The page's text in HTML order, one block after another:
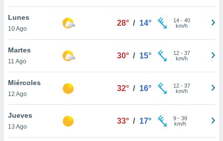
de
Lunes
10 Ago
28° / 14° 14- 40
km/h
Martes
11 Ago
30° / 15° 12- 37
km/h
Miércoles
12 Ago
32° / 16° 12- 37
km/h
Jueves
13 Ago
33° / 17° 9- 39
km/h